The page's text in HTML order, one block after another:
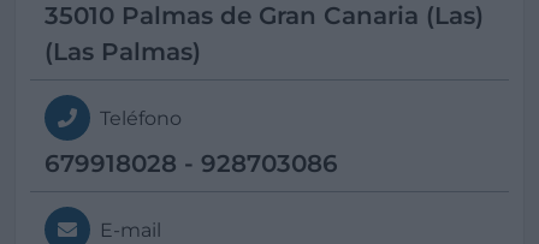
35010 Palmas de Gran Canaria (Las)
(Las Palmas)
Teléfono
679918028 - 928703086
E-mail